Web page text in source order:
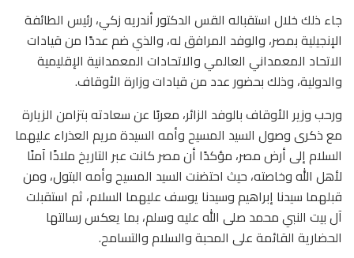
جاء ذلك خلال استقباله القس الدكتور أندريه زكي، رئيس الطائفة
الإنجيلية بمصر، والوفد المرافق له، والذي ضم عددًا من قيادات
الاتحاد المعمداني العالمي والاتحادات المعمدانية الإقليمية
والدولية، وذلك بحضور عدد من قيادات وزارة الأوقاف.
ورحب وزير الأوقاف بالوفد الزائر، معربًا عن سعادته بتزامن الزيارة
مع ذكرى وصول السيد المسيح وأمه السيدة مريم العذراء عليهما
السلام إلى أرض مصر، مؤكدًا أن مصر كانت عبر التاريخ ملاذًا آمنًا
لأهل الله وخاصته، حيث احتضنت السيد المسيح وأمه البتول، ومن
قبلهما سيدنا إبراهيم وسيدنا يوسف عليهما السلام، ثم استقبلت
آل بيت النبي محمد صلى الله عليه وسلم، بما يعكس رسالتها
الحضارية القائمة على المحبة والسلام والتسامح.